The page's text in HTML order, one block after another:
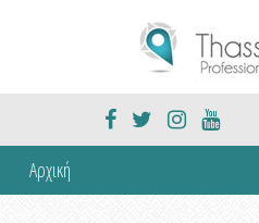
Αρχική